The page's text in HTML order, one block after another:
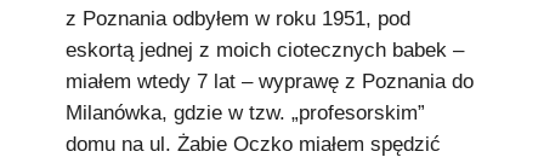
z Poznania odbyłem w roku 1951, pod
eskortą jednej z moich ciotecznych babek –
miałem wtedy 7 lat – wyprawę z Poznania do
Milanówka, gdzie w tzw. „profesorskim”
domu na ul. Żabie Oczko miałem spędzić